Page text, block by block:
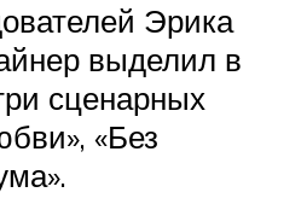
Эрика
выделил в
сценарных
«Без